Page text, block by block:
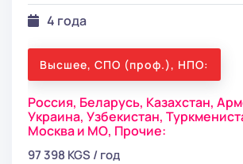
4 года
Высшее, СПО (проф.), НПО:
Россия, Беларусь, Казахстан,
Украина, Узбекистан,
Москва и МО, Прочие:
97 398 KGS / год